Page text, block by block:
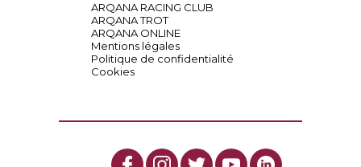
ARQANA RACING CLUB
ARQANA TROT
ARQANA ONLINE
Mentions légales
Politique de confidentialité
Cookies